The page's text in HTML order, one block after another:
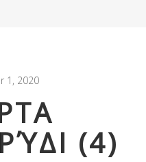
1, 2020
(4)